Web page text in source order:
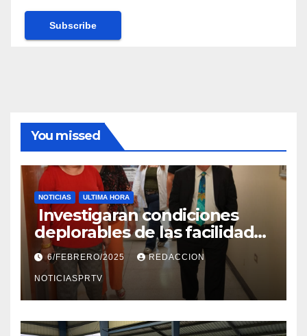
You missed
NOTICIAS ULTIMA HORA
Investigaran condiciones
deplorables de las facilidades
el Departamento de la Salud
en Mayagüez
6/FEBRERO/2025 REDACCION
NOTICIASPRTV